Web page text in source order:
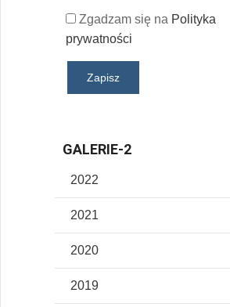
Zgadzam się na Polityka
prywatności
GALERIE-2
2022
2021
2020
2019